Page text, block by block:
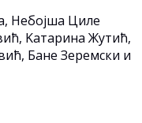
Небојша Циле
Kатарина Жутић,
Бане Зеремски и